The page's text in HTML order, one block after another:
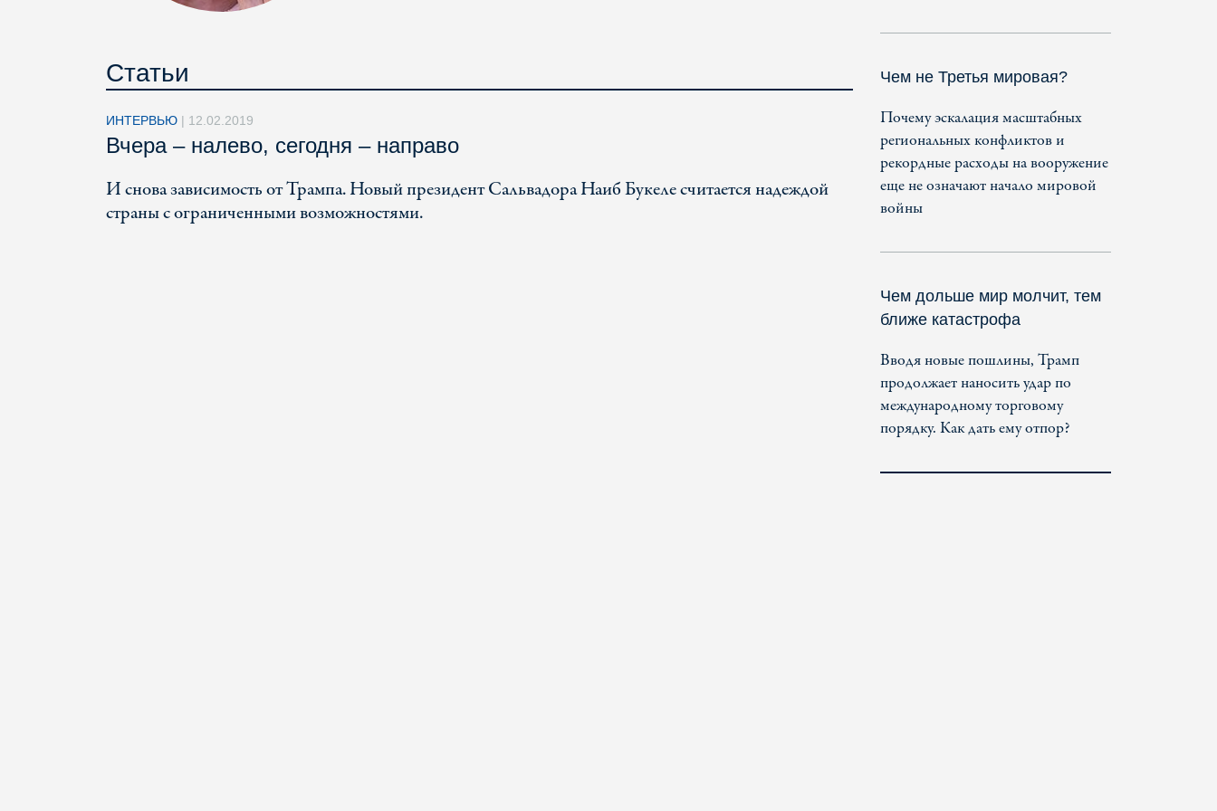
Статьи
ИНТЕРВЬЮ | 12.02.2019
Вчера – налево, сегодня – направо
И снова зависимость от Трампа. Новый президент Сальвадора Наиб Букеле считается надеждой
страны с ограниченными возможностями.
Чем не Третья мировая?
Почему эскалация масштабных
региональных конфликтов и
рекордные расходы на вооружение
еще не означают начало мировой
войны
Чем дольше мир молчит, тем
ближе катастрофа
Вводя новые пошлины, Трамп
продолжает наносить удар по
международному торговому
порядку. Как дать ему отпор?